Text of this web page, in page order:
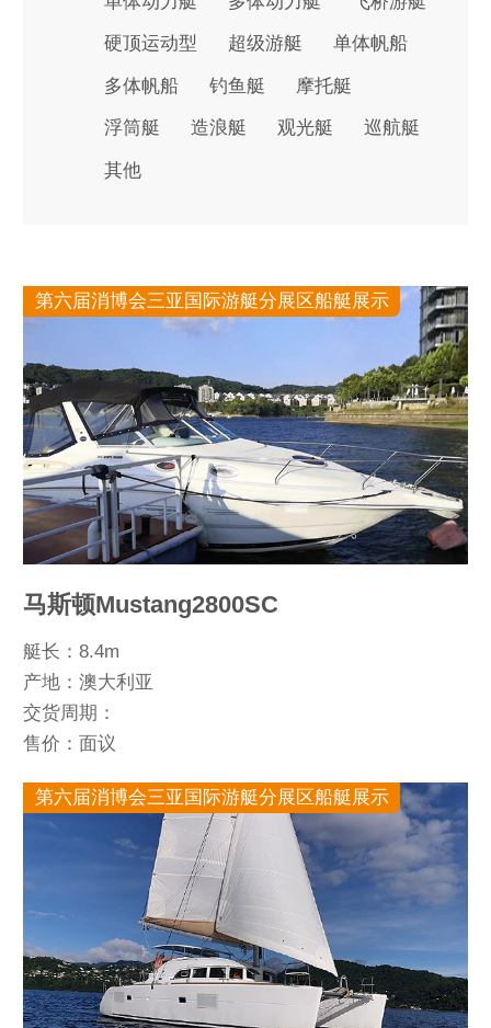
硬顶运动型 超级游艇 单体帆船
多体帆船 钓鱼艇 摩托艇
浮筒艇 造浪艇 观光艇 巡航艇
其他
第六届消博会三亚国际游艇分展区船艇展示
马斯顿Mustang2800SC
艇长：8.4m
产地：澳大利亚
交货周期：
售价：面议
第六届消博会三亚国际游艇分展区船艇展示